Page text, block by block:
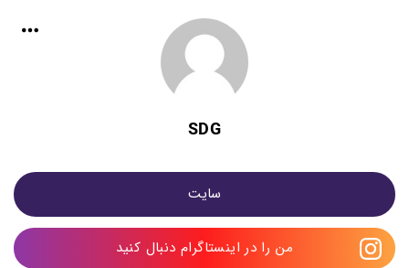
SDG
سایت
من را در اینستاگرام دنبال کنید